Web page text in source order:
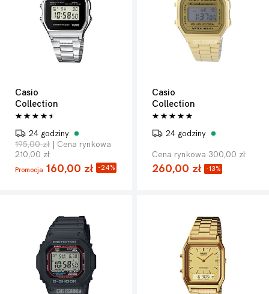
Casio
Collection
24 godziny
195,00 zł | Cena rynkowa
210,00 zł
Promocja 160,00 zł -24%
Casio
Collection
24 godziny
Cena rynkowa 300,00 zł
260,00 zł -13%